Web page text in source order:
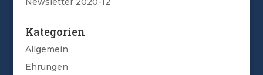
Kategorien
Allgemein
Ehrungen